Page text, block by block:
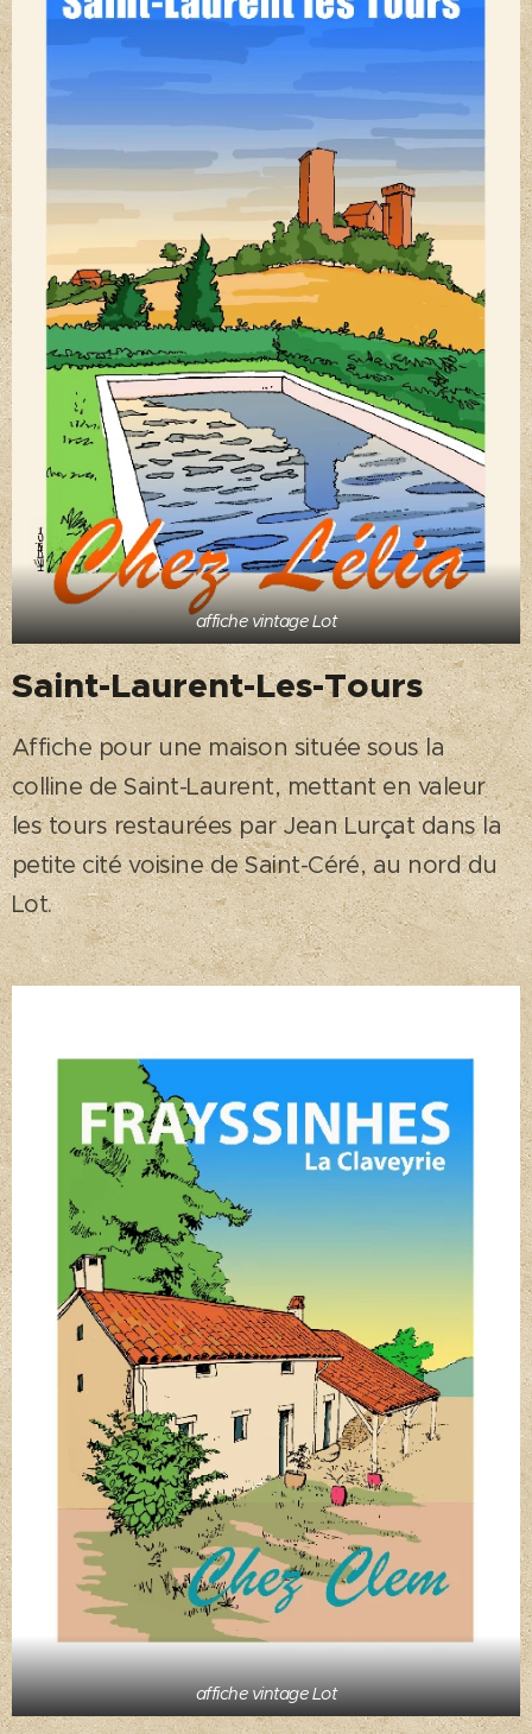
affiche vintage Lot
Saint-Laurent-Les-Tours
Affiche pour une maison située sous la
colline de Saint-Laurent, mettant en valeur
les tours restaurées par Jean Lurçat dans la
petite cité voisine de Saint-Céré, au nord du
Lot.
affiche vintage Lot